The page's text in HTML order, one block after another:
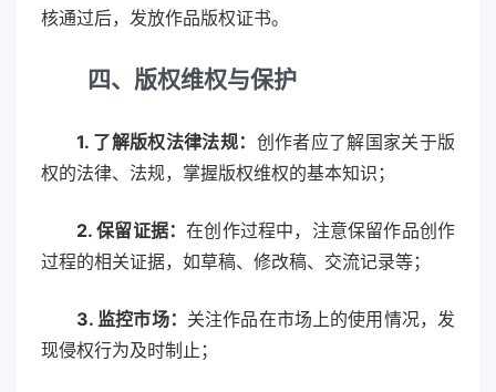
核通过后，发放作品版权证书。
四、版权维权与保护
1. 了解版权法律法规： 创作者应了解国家关于版
权的法律、法规，掌握版权维权的基本知识；
2. 保留证据：在创作过程中，注意保留作品创作
过程的相关证据，如草稿、修改稿、交流记录等；
3. 监控市场： 关注作品在市场上的使用情况，发
现侵权行为及时制止；